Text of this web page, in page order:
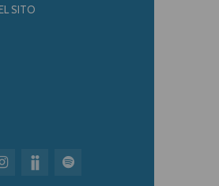
SITO